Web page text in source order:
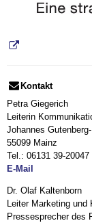
Kontakt
Petra Giegerich
Leiterin
Johannes
55099 Mainz
Tel.: 06131 39-20047
E-Mail
Dr. Olaf Kaltenborn
Leiter Marketing und
Pressesprecher des